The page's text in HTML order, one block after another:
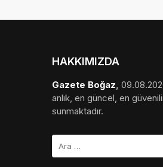
anlık, en güncel, en